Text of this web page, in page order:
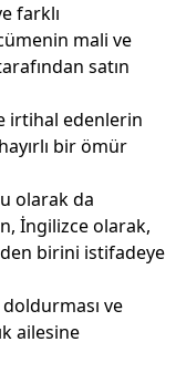
farklı
mali ve
satın
irtihal edenlerin
bir ömür
olarak da
İngilizce olarak,
birini istifadeye
ve
ailesine